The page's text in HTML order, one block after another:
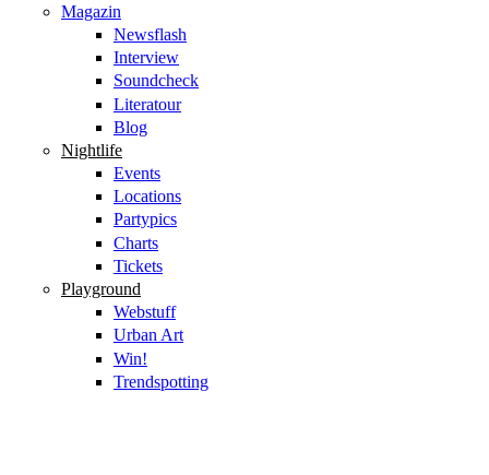
Magazin
Newsflash
Interview
Soundcheck
Literatour
Blog
Nightlife
Events
Locations
Partypics
Charts
Tickets
Playground
Webstuff
Urban Art
Win!
Trendspotting